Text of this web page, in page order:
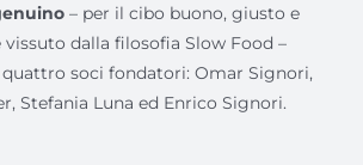
– per il cibo buono, giusto e
dalla filosofia Slow Food –
soci fondatori: Omar Signori,
Stefania Luna ed Enrico Signori.